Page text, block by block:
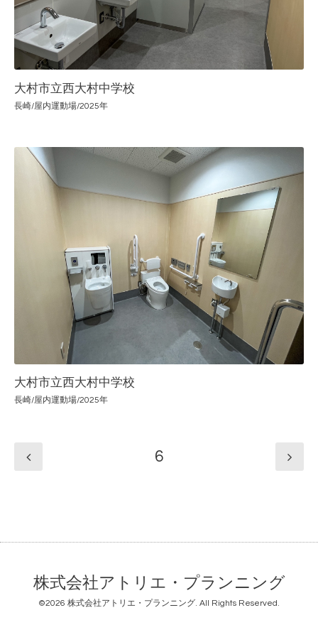
大村市立西大村中学校
長崎/屋内運動場/2025年
大村市立西大村中学校
長崎/屋内運動場/2025年
6
株式会社アトリエ・プランニング
©2026 株式会社アトリエ・プランニング. All Rights Reserved.